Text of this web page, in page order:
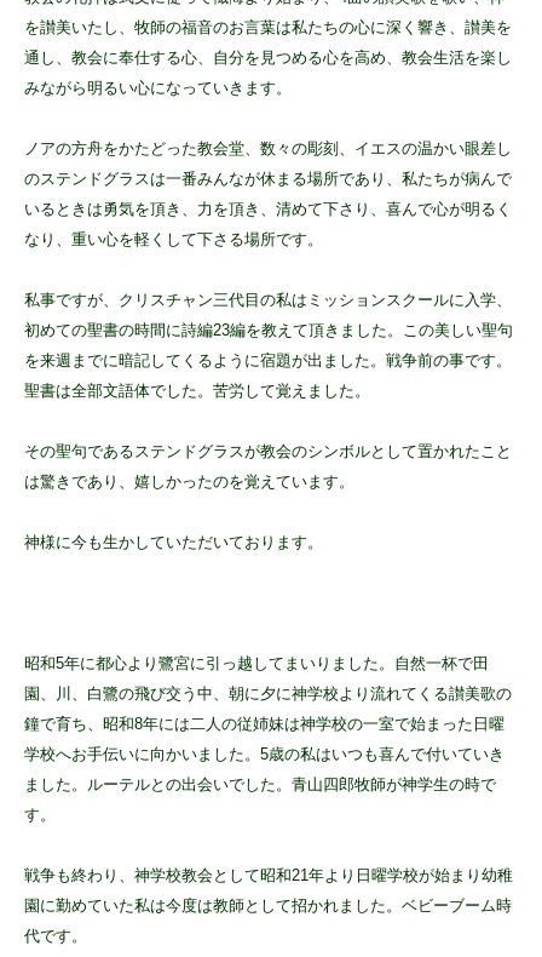
を讃美いたし、牧師の福音のお言葉は私たちの心に深く響き、讃美を
通し、教会に奉仕する心、自分を見つめる心を高め、教会生活を楽し
みながら明るい心になっていきます。
ノアの方舟をかたどった教会堂、数々の彫刻、イエスの温かい眼差し
のステンドグラスは一番みんなが休まる場所であり、私たちが病んで
いるときは勇気を頂き、力を頂き、清めて下さり、喜んで心が明るく
なり、重い心を軽くして下さる場所です。
私事ですが、クリスチャン三代目の私はミッションスクールに入学、
初めての聖書の時間に詩編23編を教えて頂きました。この美しい聖句
を来週までに暗記してくるように宿題が出ました。戦争前の事です。
聖書は全部文語体でした。苦労して覚えました。
その聖句であるステンドグラスが教会のシンボルとして置かれたこと
は驚きであり、嬉しかったのを覚えています。
神様に今も生かしていただいております。
昭和5年に都心より鷺宮に引っ越してまいりました。自然一杯で田
園、川、白鷺の飛び交う中、朝に夕に神学校より流れてくる讃美歌の
鐘で育ち、昭和8年には二人の従姉妹は神学校の一室で始まった日曜
学校へお手伝いに向かいました。5歳の私はいつも喜んで付いていき
ました。ルーテルとの出会いでした。青山四郎牧師が神学生の時で
す。
戦争も終わり、神学校教会として昭和21年より日曜学校が始まり幼稚
園に勤めていた私は今度は教師として招かれました。ベビーブーム時
代です。